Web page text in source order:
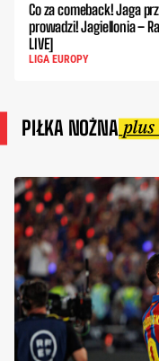
Co za comeback! Jaga
prowadzi! Jagiellonia –
LIVE]
LIGA EUROPY
PIŁKA NOŻNA